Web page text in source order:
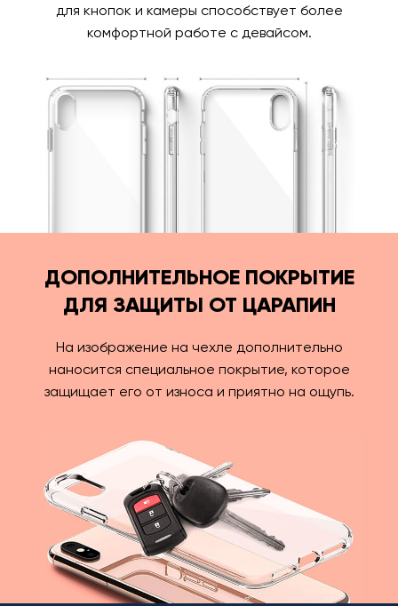
для кнопок и камеры способствует более
комфортной работе с девайсом.
ДОПОЛНИТЕЛЬНОЕ ПОКРЫТИЕ
ДЛЯ ЗАЩИТЫ ОТ ЦАРАПИН
На изображение на чехле дополнительно
наносится специальное покрытие, которое
защищает его от износа и приятно на ощупь.